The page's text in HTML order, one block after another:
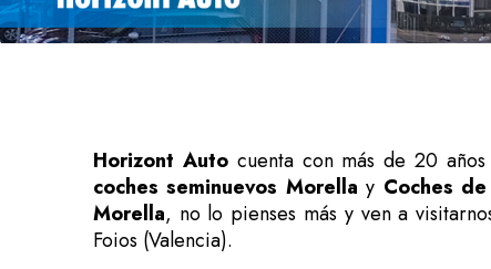
Horizont Autocuenta con más de 20
coches seminuevos Morella y Coches
Morella, no lo pienses más y ven a
Foios (Valencia).